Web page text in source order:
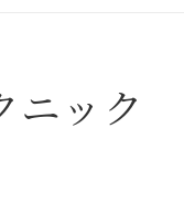
いつが最適
ストタイミング
ニック